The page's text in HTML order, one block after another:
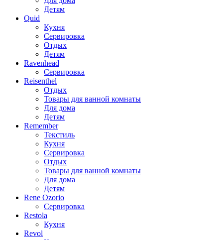
Детям
Quid
Кухня
Сервировка
Отдых
Детям
Ravenhead
Сервировка
Reisenthel
Отдых
Товары для ванной комнаты
Для дома
Детям
Remember
Текстиль
Кухня
Сервировка
Отдых
Товары для ванной комнаты
Для дома
Детям
Rene Ozorio
Сервировка
Restola
Кухня
Revol